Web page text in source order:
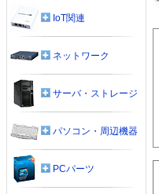
IoT関連
ネットワーク
サーバ・ストレージ
パソコン・周辺機器
PCパーツ